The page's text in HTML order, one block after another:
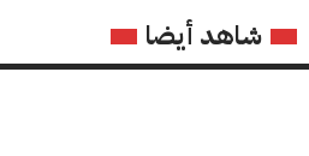
شاهد أيضا